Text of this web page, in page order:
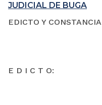
JUDICIAL DE BUGA
EDICTO Y
E D I C T O: